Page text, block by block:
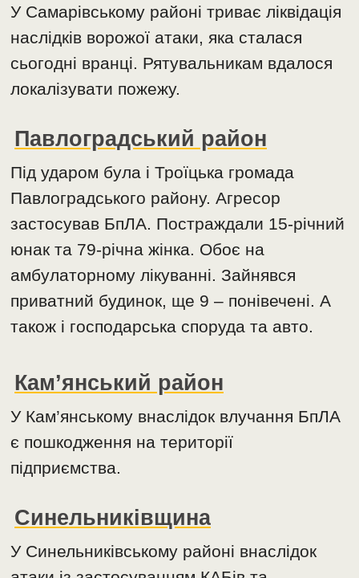
У Самарівському районі триває ліквідація
наслідків ворожої атаки, яка сталася
сьогодні вранці. Рятувальникам вдалося
локалізувати пожежу.
Павлоградський район
Під ударом була і Троїцька громада
Павлоградського району. Агресор
застосував БпЛА. Постраждали 15-річний
юнак та 79-річна жінка. Обоє на
амбулаторному лікуванні. Зайнявся
приватний будинок, ще 9 – понівечені. А
також і господарська споруда та авто.
Кам’янський район
У Кам’янському внаслідок влучання БпЛА
є пошкодження на території
підприємства.
Синельниківщина
У Синельниківському районі внаслідок